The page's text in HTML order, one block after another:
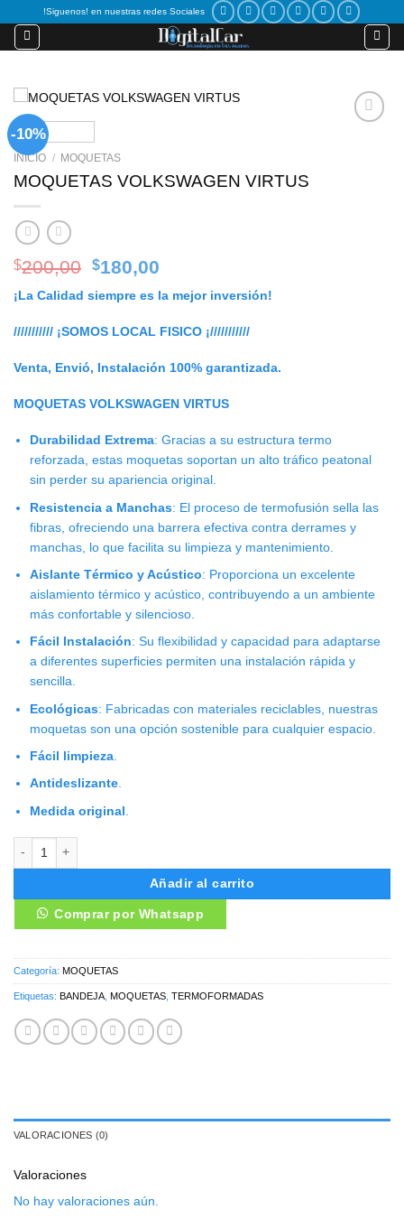
content
!Siguenos! en nuestras redes Sociales
-10%
INICIO / MOQUETAS
MOQUETAS VOLKSWAGEN VIRTUS
$200,00 Original
price
was:
$180,00
is:
¡La Calidad siempre es la mejor inversión!
/////////// ¡SOMOS LOCAL FISICO ¡///////////
Venta, Envió, Instalación 100% garantizada.
MOQUETAS VOLKSWAGEN VIRTUS
Durabilidad Extrema: Gracias a su estructura termo
reforzada, estas moquetas soportan un alto tráfico peatonal
sin perder su apariencia original.
Resistencia a Manchas: El proceso de termofusión sella las
fibras, ofreciendo una barrera efectiva contra derrames y
manchas, lo que facilita su limpieza y mantenimiento.
Aislante Térmico y Acústico: Proporciona un excelente
aislamiento térmico y acústico, contribuyendo a un ambiente
más confortable y silencioso.
Fácil Instalación: Su flexibilidad y capacidad para adaptarse
a diferentes superficies permiten una instalación rápida y
sencilla.
Ecológicas: Fabricadas con materiales reciclables, nuestras
moquetas son una opción sostenible para cualquier espacio.
Fácil limpieza
Antideslizante.
Medida original
MOQUETAS VOLKSWAGEN VIRTUS cantidad
Añadir al carrito
Comprar por Whatsapp
Categoría: MOQUETAS
Etiquetas: BANDEJA MOQUETAS TERMOFORMADAS
VALORACIONES (0)
Valoraciones
No hay valoraciones aún.